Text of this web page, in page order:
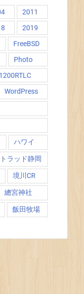
2011
2019
FreeBSD
Photo
WordPress
ハワイ
ラッド静岡
境川CR
總宮神社
飯田牧場